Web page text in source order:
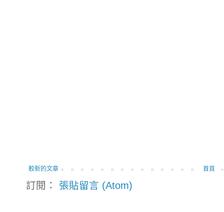
較新的文章 首頁
訂閱： 張貼留言 (Atom)